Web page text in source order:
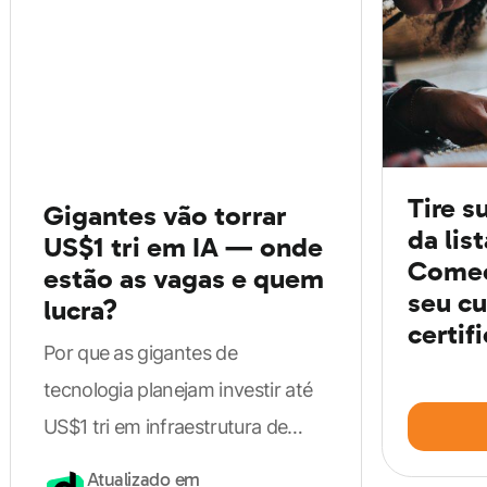
Resumindo, o salário de um juiz, também chamado de
magistrado, fica por volta de R$ 33.000,00 variando de
acordo com o Estado e os benefícios, podendo triplicar
20.000,00.Os auxílios que um juiz recebe são:
moradia;
auxílio alimentação;
gratificações;
ajuda de custo.
Gigantes vão torrar
US$1 tri em IA — onde
estão as vagas e quem
lucra?
Por que as gigantes de
tecnologia planejam investir até
US$1 tri em infraestrutura de
Atualizado em
Tire
da
seu